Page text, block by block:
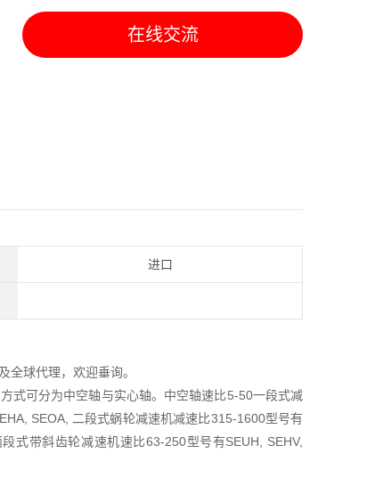
在线交流
进口
全球代理，欢迎垂询。
式可分为中空轴与实心轴。中空轴速比5-50一段式减
SEOA, 二段式蜗轮减速机减速比315-1600型号有
式带斜齿轮减速机速比63-250型号有SEUH, SEHV,